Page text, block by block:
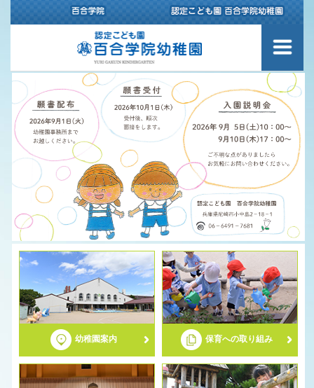
幼稚園案内 保育への取り組み
幼稚園について
園内のご案内
スクールバスのご案内
百合学院幼稚園の1日
認定こども園 百合学院幼稚園の
保育理念
募集要項
ゆりっこわくわく幼稚園